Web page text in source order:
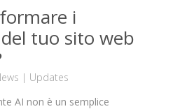
i
tuo sito web
| Updates
AI non è un semplice